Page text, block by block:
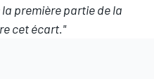
première partie de la
cet écart."